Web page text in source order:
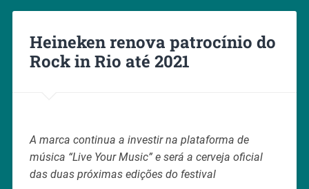
Heineken renova patrocínio do
Rock in Rio até 2021
A marca continua a investir na plataforma de
música “Live Your Music” e será a cerveja oficial
das duas próximas edições do festival